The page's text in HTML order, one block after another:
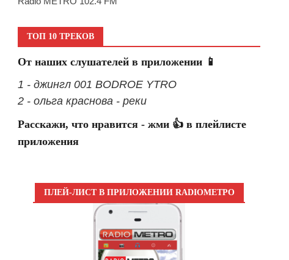
ТОП 10 ТРЕКОВ
От наших слушателей в приложении 📱
1 - джингл 001 BODROE YTRO
2 - ольга краснова - реки
Расскажи, что нравится - жми 👍 в плейлисте
приложения
ПЛЕЙ-ЛИСТ В ПРИЛОЖЕНИИ RADIOМЕТРО